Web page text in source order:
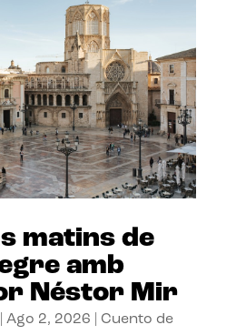
matins de
amb
Néstor Mir
Ago 2, 2026
Cuento de